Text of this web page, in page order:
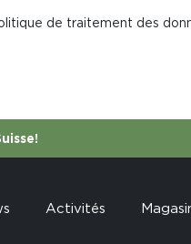
de traitement des
Activités